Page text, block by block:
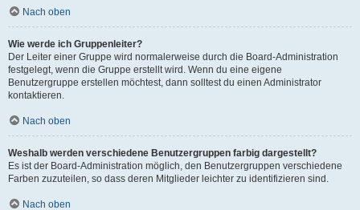
Nach oben
Wie werde ich Gruppenleiter?
Der Leiter einer Gruppe wird normalerweise durch die Board-Administration
festgelegt, wenn die Gruppe erstellt wird. Wenn du eine eigene
Benutzergruppe erstellen möchtest, dann solltest du einen Administrator
kontaktieren.
Nach oben
Weshalb werden verschiedene Benutzergruppen farbig dargestellt?
Es ist der Board-Administration möglich, den Benutzergruppen verschiedene
Farben zuzuteilen, so dass deren Mitglieder leichter zu identifizieren sind.
Nach oben